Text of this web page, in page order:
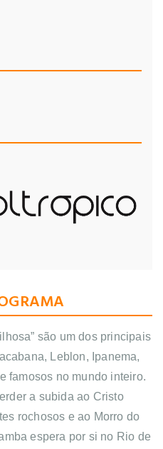
são um dos principais
Leblon, Ipanema,
famosos no mundo inteiro.
a subida ao Cristo
rochosos e ao Morro do
espera por si no Rio de